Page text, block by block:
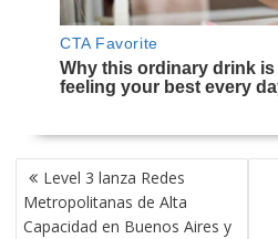
NAVEGACIÓN
DE
ENTRADAS
Level 3 lanza Redes
Metropolitanas de Alta
Capacidad en Buenos Aires y